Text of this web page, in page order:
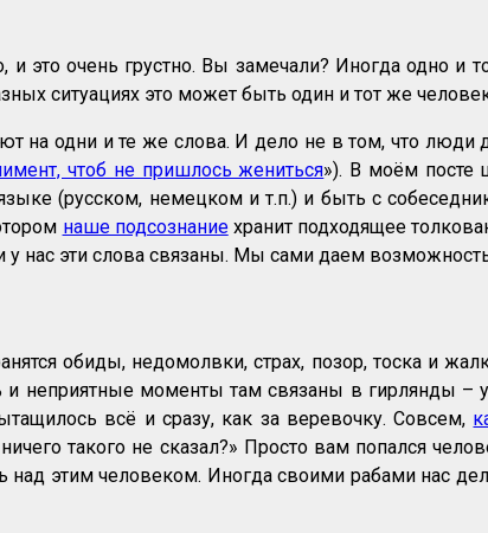
это очень грустно. Вы замечали? Иногда одно и
ситуациях это может быть один и тот же
на одни и те же слова. И дело не в том, что
чтоб не пришлось жениться»). В моём посте
(русском, немецком и т.п.) и быть с
наше подсознаниехранит подходящее
нас эти слова связаны. Мы сами даем
обиды, недомолвки, страх, позор, тоска и
неприятные моменты там связаны в гирлянды –
всё и сразу, как за веревочку. Совсем,
такого не сказал?» Просто вам попался
над этим человеком. Иногда своими рабами нас